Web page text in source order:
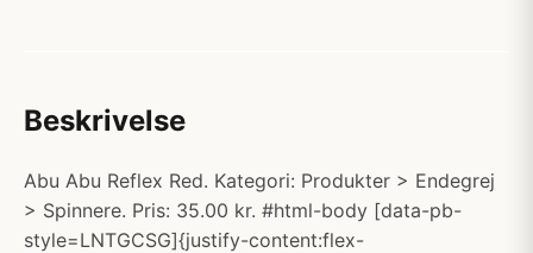
Beskrivelse
Abu Abu Reflex Red. Kategori: Produkter > Endegrej
> Spinnere. Pris: 35.00 kr. #html-body [data-pb-
style=LNTGCSG]{justify-content:flex-